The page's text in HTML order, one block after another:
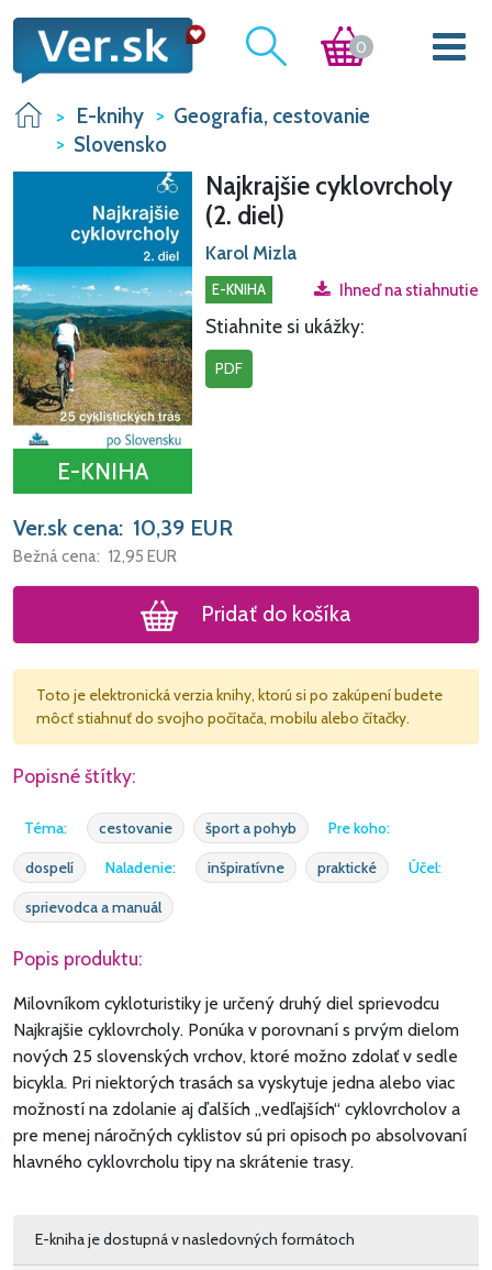
0
E-knihy
Geografia, cestovanie
Slovensko
E-KNIHA
Najkrajšie cyklovrcholy
(2. diel)
Karol Mizla
E-KNIHA Ihneď na stiahnutie
Stiahnite si ukážky:
PDF
Ver.sk cena: 10,39 EUR
Bežná cena: 12,95 EUR
Pridať do košíka
Toto je elektronická verzia knihy, ktorú si po zakúpení budete
môcť stiahnuť do svojho počítača, mobilu alebo čítačky.
Popisné štítky:
Téma: cestovanie šport a pohyb
Pre koho:
dospelí
Naladenie: inšpiratívne praktické
Účel:
sprievodca a manuál
Popis produktu:
Milovníkom cykloturistiky je určený druhý diel sprievodcu
Najkrajšie cyklovrcholy. Ponúka v porovnaní s prvým dielom
nových 25 slovenských vrchov, ktoré možno zdolať v sedle
bicykla. Pri niektorých trasách sa vyskytuje jedna alebo viac
možností na zdolanie aj ďalších „vedľajších“ cyklovrcholov a
pre menej náročných cyklistov sú pri opisoch po absolvovaní
hlavného cyklovrcholu tipy na skrátenie trasy.
E-kniha je dostupná v nasledovných formátoch